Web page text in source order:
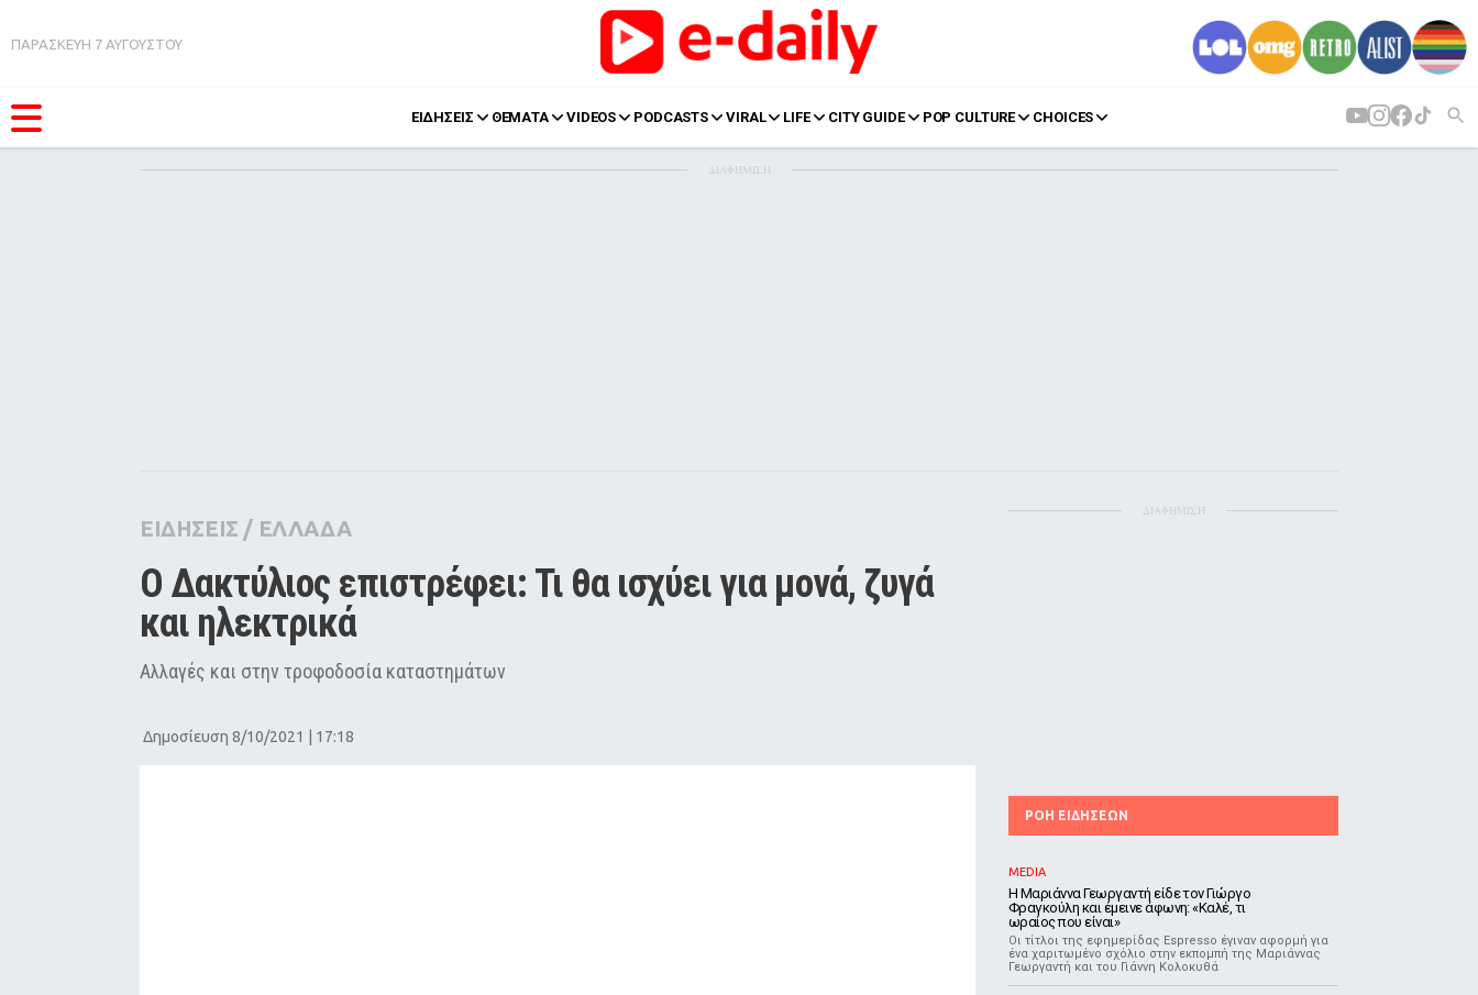
ΠΑΡΑΣΚΕΥΗ 7 ΑΥΓΟΥΣΤΟΥ
ΕΙΔΗΣΕΙΣ ΘΕΜΑΤΑ VIDEOS PODCASTS VIRAL LIFE CITY GUIDE POP CULTURE CHOICES
Pop Culture
Agenda
ΔΙΑΦΗΜΙΣΗ
ΕΙΔΗΣΕΙΣ / ΕΛΛΑΔΑ
Ο Δακτύλιος επιστρέφει: Τι θα ισχύει για μονά, ζυγά
και ηλεκτρικά
Αλλαγές και στην τροφοδοσία καταστημάτων
Δημοσίευση 8/10/2021 | 17:18
ΔΙΑΦΗΜΙΣΗ
ΡΟΗ ΕΙΔΗΣΕΩΝ
MEDIA
Η Μαριάννα Γεωργαντή είδε τον Γιώργο
Φραγκούλη και έμεινε άφωνη: «Καλέ, τι
ωραίος που είναι»
Οι τίτλοι της εφημερίδας Espresso έγιναν αφορμή για
ένα χαριτωμένο σχόλιο στην εκπομπή της Μαριάννας
Γεωργαντή και του Γιάννη Κολοκυθά